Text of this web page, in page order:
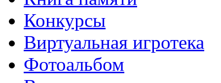
Конкурсы
Виртуальная игротека
Фотоальбом